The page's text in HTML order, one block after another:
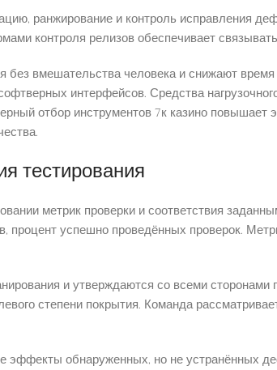
ранжирование и контроль исправления
контроля релизов обеспечивает
вмешательства человека и снижают
интерфейсов. Средства
отбор инструментов 7к казино
тестирования
метрик проверки и соответствия
успешно проведённых проверок.
и утверждаются со всеми
степени покрытия. Команда
эффекты обнаруженных, но не устранённых